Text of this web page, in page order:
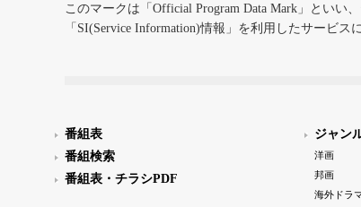
このマークは「Official Program Data Mark」といい
「SI(Service Information)情報」を利用したサービス
番組表
番組検索
番組表・チラシPDF
ジャン
洋画
邦画
海外ドラ